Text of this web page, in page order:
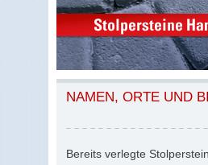
NAMEN, ORTE UND
Bereits verlegte